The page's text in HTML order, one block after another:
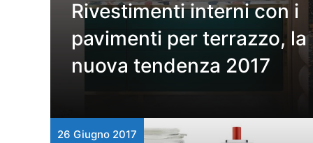
Rivestimenti interni con i
pavimenti per terrazzo, la
nuova tendenza 2017
26 Giugno 2017